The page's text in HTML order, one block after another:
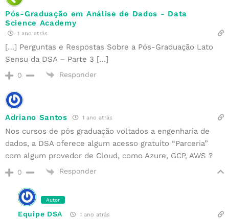
Pós-Graduação em Análise de Dados - Data
Science Academy
1 ano atrás
[…] Perguntas e Respostas Sobre a Pós-Graduação Lato
Sensu da DSA – Parte 3 […]
0 Responder
Adriano Santos 1 ano atrás
Nos cursos de pós graduação voltados a engenharia de
dados, a DSA oferece algum acesso gratuito “Parceria”
com algum provedor de Cloud, como Azure, GCP, AWS ?
0 Responder
Autor
Equipe DSA 1 ano atrás